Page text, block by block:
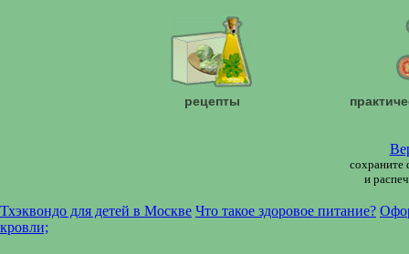
рецепты
сохраните
и
Тхэквондо для детей в Москве Что такое здоровое питание?
кровли;